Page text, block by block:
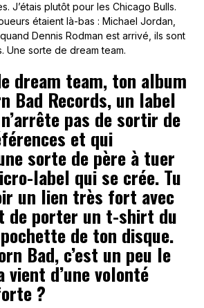
J’étais plutôt pour les Chicago Bulls.
étaient là-bas : Michael Jordan,
Dennis Rodman est arrivé, ils sont
Une sorte de dream team.
dream team, ton album
Bad Records, un label
pas de sortir de
et qui
sorte de père à tuer
label qui se crée. Tu
un lien très fort avec
de porter un t-shirt du
de ton disque.
Bad, c’est un peu le
vient d’une volonté
?